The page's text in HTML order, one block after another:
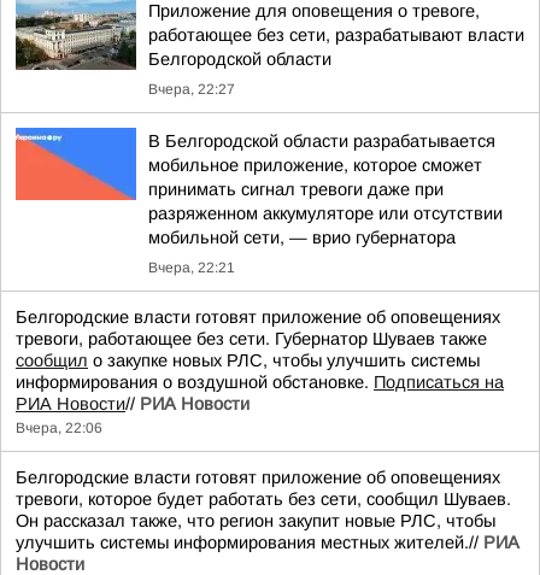
Приложение для оповещения о тревоге,
работающее без сети, разрабатывают власти
Белгородской области
Вчера, 22:27
В Белгородской области разрабатывается
мобильное приложение, которое сможет
принимать сигнал тревоги даже при
разряженном аккумуляторе или отсутствии
мобильной сети, — врио губернатора
Вчера, 22:21
Белгородские власти готовят приложение об оповещениях
тревоги, работающее без сети. Губернатор Шуваев также
сообщил о закупке новых РЛС, чтобы улучшить системы
информирования о воздушной обстановке. Подписаться на
РИА Новости// РИА Новости
Вчера, 22:06
Белгородские власти готовят приложение об оповещениях
тревоги, которое будет работать без сети, сообщил Шуваев.
Он рассказал также, что регион закупит новые РЛС, чтобы
улучшить системы информирования местных жителей.// РИА
Новости